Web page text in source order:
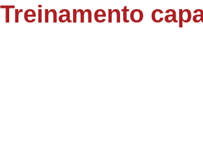
Treinamento